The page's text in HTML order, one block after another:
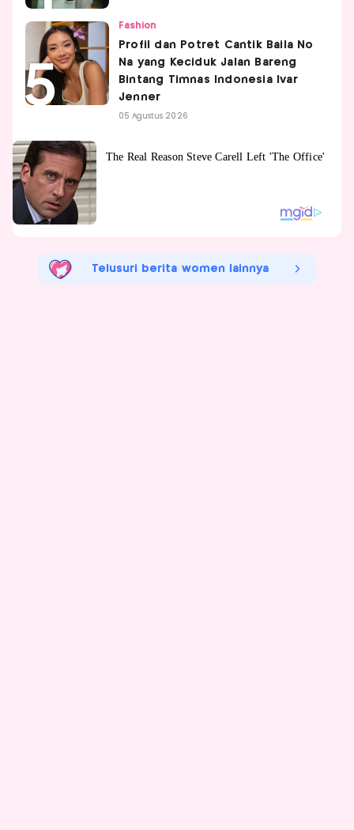
Fashion
Profil dan Potret Cantik Baila No
Na yang Keciduk Jalan Bareng
Bintang Timnas Indonesia Ivar
Jenner
05 Agustus 2026
Telusuri berita women lainnya